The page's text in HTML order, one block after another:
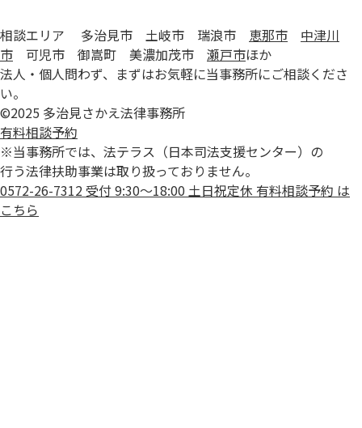
相談エリア 多治見市 土岐市 瑞浪市 恵那市
中津川
市 可児市 御嵩町 美濃加茂市 瀬戸市ほか
法人・個人問わず、まずはお気軽に当事務所にご相談くださ
い。
©2025 多治見さかえ法律事務所
有料相談予約
※当事務所では、法テラス（日本司法支援センター）の
行う法律扶助事業は取り扱っておりません。
0572-26-7312 受付 9:30〜18:00 土日祝定休 有料相談予約 は
こちら